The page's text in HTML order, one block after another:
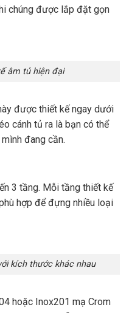
chúng được lắp đặt gọn
âm tủ hiện đại
được thiết kế ngay dưới
cánh tủ ra là bạn có thể
đang cần.
3 tầng. Mỗi tầng thiết kế
hợp để đựng nhiều loại
kích thước khác nhau
hoặc Inox201 mạ Crom